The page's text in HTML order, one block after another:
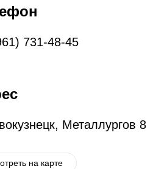
731-48-45
Металлургов 8
на карте